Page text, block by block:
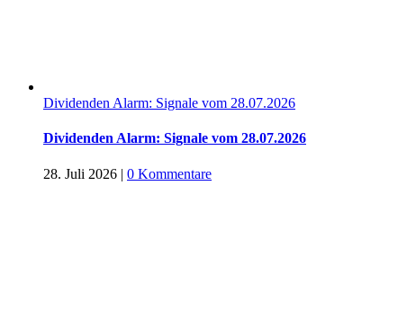
Dividenden Alarm: Signale vom 28.07.2026
Dividenden Alarm: Signale vom 28.07.2026
28. Juli 2026 | 0 Kommentare